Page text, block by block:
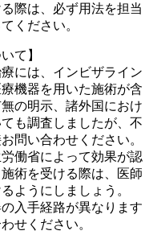
際は、必ず用法を担当
ください。
て】
には、インビザライン
機器を用いた施術が含
の明示、諸外国におけ
も調査しましたが、不
問い合わせください。
働省によって効果が認
術を受ける際は、医師
ようにしましょう。
入手経路が異なります
せください。